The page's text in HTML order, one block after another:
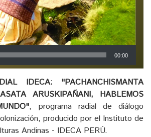
Reproductor
de
audio
00:00
IDECA: "PACHANCHISMANTA
ARUSKIPAÑANI, HABLEMOS
, programa radial de diálogo
producido por el Instituto de
Andinas - IDECA PERÚ.